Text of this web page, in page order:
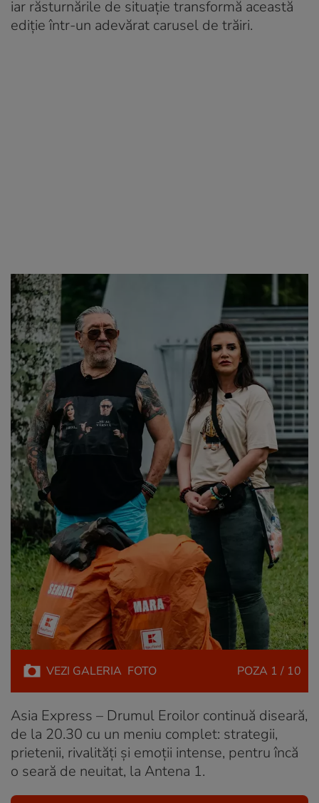
iar răsturnările de situație transformă această
ediție într-un adevărat carusel de trăiri.
VEZI GALERIA FOTO POZA 1 / 10
Asia Express – Drumul Eroilor continuă diseară,
de la 20.30 cu un meniu complet: strategii,
prietenii, rivalități și emoții intense, pentru încă
o seară de neuitat, la Antena 1.